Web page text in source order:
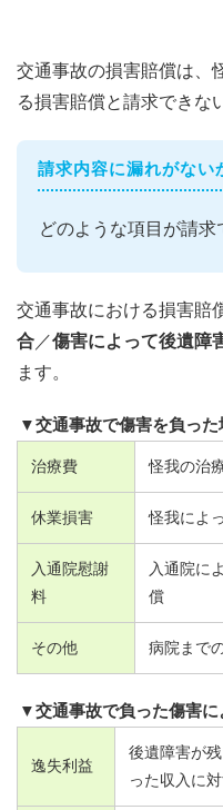
交通事故の損害賠償は、
る損害賠償と請求できな
請求内容に漏れがない
どのような項目が請求
交通事故における損害賠
合 ／傷害によって後遺障
ます。
▼交通事故で傷害を負った
治療費 怪我の治
休業損害 怪我によ
入通院慰謝
料
入通院に
償
その他 病院まで
▼交通事故で負った傷害
逸失利益
後遺障害が
った収入に